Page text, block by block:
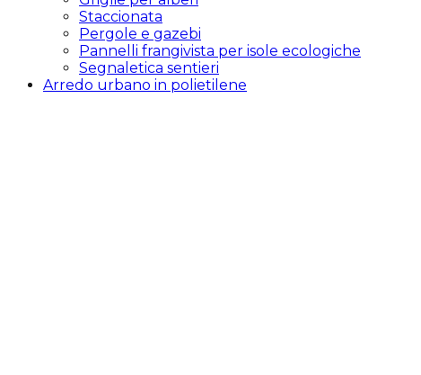
Staccionata
Pergole e gazebi
Pannelli frangivista per isole ecologiche
Segnaletica sentieri
Arredo urbano in polietilene